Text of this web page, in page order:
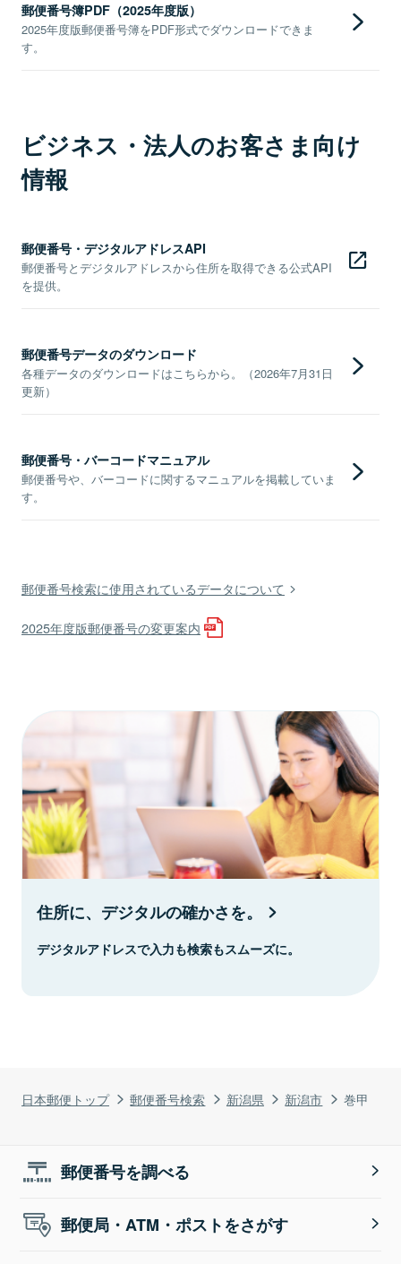
日本郵便トップ 郵便番号検索 新潟県 新潟市 巻甲
郵便番号簿PDF（2025年度版）
2025年度版郵便番号簿をPDF形式でダウンロードできま
す。
ビジネス・法人のお客さま向け
情報
郵便番号・デジタルアドレスAPI
郵便番号とデジタルアドレスから住所を取得できる公式API
を提供。
郵便番号データのダウンロード
各種データのダウンロードはこちらから。（2026年7月31日
更新）
郵便番号・バーコードマニュアル
郵便番号や、バーコードに関するマニュアルを掲載していま
す。
郵便番号検索に使用されているデータについて
2025年度版郵便番号の変更案内
住所に、デジタルの確かさを。
デジタルアドレスで入力も検索もスムーズに。
郵便番号を調べる
郵便局・ATM・ポストをさがす